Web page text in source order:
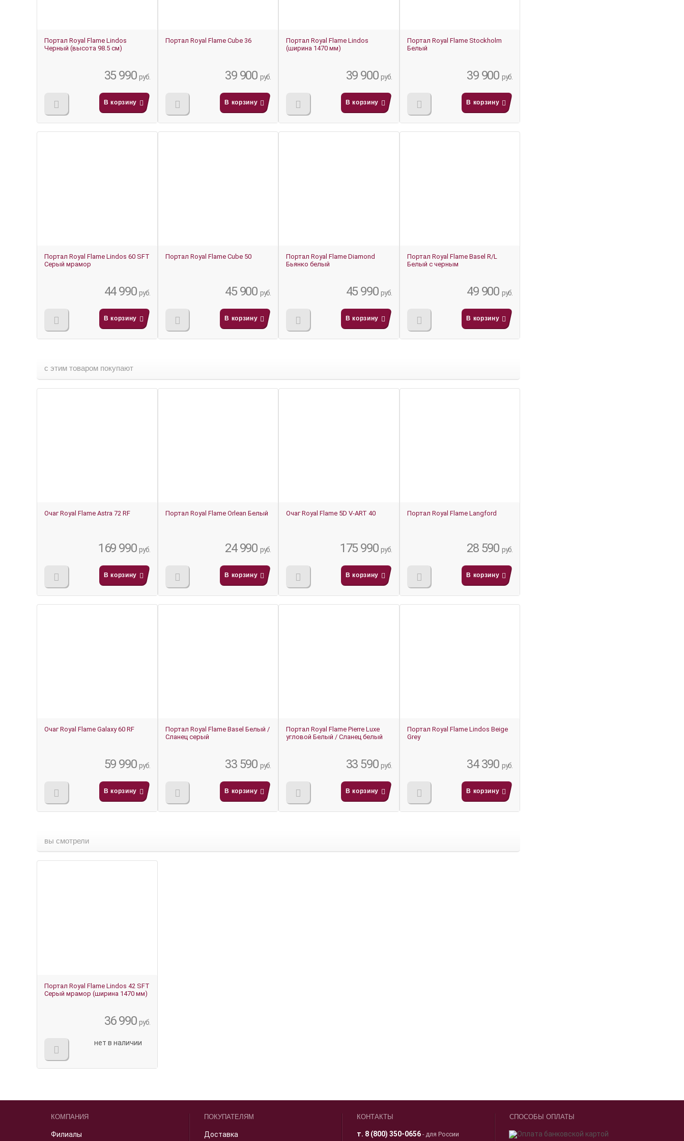
Портал Royal Flame Lindos
Черный (высота 98.5 см)
35 990руб.
В корзину
Портал Royal Flame Cube 36
39 900 руб.
В корзину
Портал Royal Flame Lindos
(ширина 1470 мм)
39 900руб.
В корзину
Портал Royal Flame Stockholm
Белый
39 900 руб.
В корзину
Портал Royal Flame Lindos 60 SFT
Серый мрамор
44 990руб.
В корзину
Портал Royal Flame Cube 50
45 900 руб.
В корзину
Портал Royal Flame Diamond
Бьянко белый
45 990руб.
В корзину
Портал Royal Flame Basel R/L
Белый с черным
49 900 руб.
В корзину
с этим товаром покупают
Очаг Royal Flame Astra 72 RF
169 990руб.
В корзину
Портал Royal Flame Orlean Белый
24 990 руб.
В корзину
Очаг Royal Flame 5D V-ART 40
175 990руб.
В корзину
Портал Royal Flame Langford
28 590 руб.
В корзину
Очаг Royal Flame Galaxy 60 RF
59 990руб.
В корзину
Портал Royal Flame Basel Белый /
Сланец серый
33 590 руб.
В корзину
Портал Royal Flame Pierre Luxe
угловой Белый / Сланец белый
33 590руб.
В корзину
Портал Royal Flame Lindos Beige
Grey
34 390 руб.
В корзину
вы смотрели
Портал Royal Flame Lindos 42 SFT
Серый мрамор (ширина 1470 мм)
36 990руб.
нет в наличии
КОМПАНИЯ
Филиалы
ПОКУПАТЕЛЯМ
Доставка
КОНТАКТЫ
т. 8 (800) 350-0656 - для России
СПОСОБЫ ОПЛАТЫ